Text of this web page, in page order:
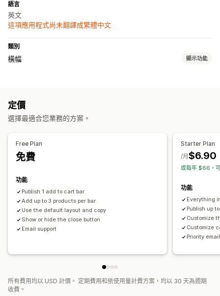
語言
英文
這項應用程式尚未翻譯成繁體中文
類別
橫幅 顯示功能
定價
選擇最適合您業務的方案。
Free Plan
免費
功能
Publish 1 add to cart bar
Add up to 3 products per bar
Use the default layout and copy
Show or hide the close button
Email support
Starter Plan
$6.90
/月
或每年 $66，
功能
Everything
Publish up
Customize
Customize
Priority
所有費用均以 USD 計價。 定期費用和依使用量計費方案，均以 30 天為週期
收費。